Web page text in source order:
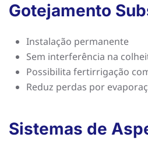
Gotejamento
Instalação permanente
Sem interferência na
Possibilita fertirrigação
Reduz perdas por
Sistemas de